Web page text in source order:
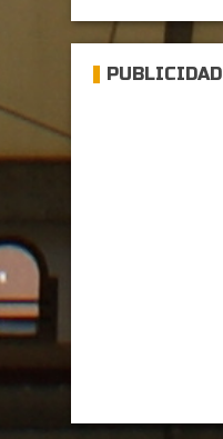
PUBLICIDAD